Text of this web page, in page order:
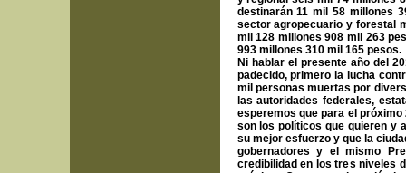
destinarán 11 mil 58 millones
sector agropecuario y forestal
mil 128 millones 908 mil 263
993 millones 310 mil 165 pesos.
Ni hablar el presente año del
padecido, primero la lucha
mil personas muertas por
las autoridades federales,
esperemos que para el
son los políticos que quieren y
su mejor esfuerzo y que la
gobernadores y el mismo
credibilidad en los tres niveles